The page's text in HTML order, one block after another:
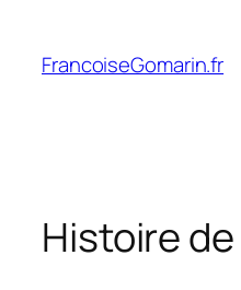
contenu
FrancoiseGomarin.fr
Histoire